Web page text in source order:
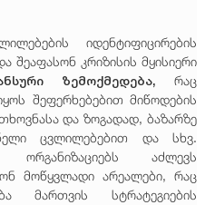
იდენტიფიცირების
შეაფასონ კრიზისის მყისიერი
ზემოქმედება, რაც
შეფერხებებით მიწოდების
და ზოგადად, ბაზარზე
ცვლილებებით და სხვ.
ორგანიზაციებს აძლევს
მოწყვლადი არეალები, რაც
მართვის სტრატეგიების